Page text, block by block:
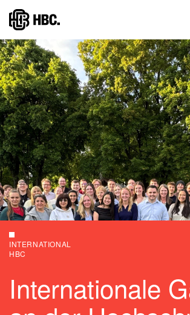
Direkt
zum
Inhalt
INTERNATIONAL
HBC
Internationale